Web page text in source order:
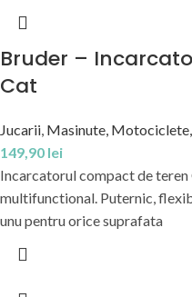
Bruder –
Cat
Jucarii, Masinute,
149,90 lei
Incarcatorul compact de teren
multifunctional. Puternic,
unu pentru orice suprafata